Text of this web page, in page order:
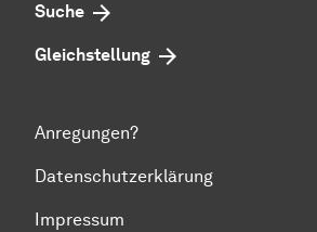
Suche
Gleichstellung
Anregungen?
Datenschutzerklärung
Impressum